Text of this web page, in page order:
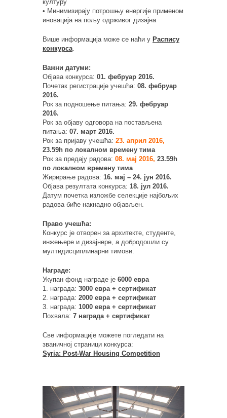
културу
• Минимизирају потрошњу енергије применом
иновација на пољу одрживог дизајна
Више информација може се наћи у Распису
конкурса.
Важни датуми:
Објава конкурса: 01. фебруар 2016.
Почетак регистрације учешћа: 08. фебруар
2016.
Рок за подношење питања: 29. фебруар
2016.
Рок за објаву одговора на постављена
питања: 07. март 2016.
Рок за пријаву учешћа: 23. април 2016,
23.59h по локалном времену тима
Рок за предају радова: 08. мај 2016, 23.59h
по локалном времену тима
Жирирање радова: 16. мај – 24. јун 2016.
Објава резултата конкурса: 18. јул 2016.
Датум почетка изложбе селекције најбољих
радова биће накнадно објављен.
Право учешћа:
Конкурс је отворен за архитекте, студенте,
инжењере и дизајнере, а добродошли су
мултидисциплинарни тимови.
Награде:
Укупан фонд награде је 6000 евра
1. награда: 3000 евра + сертификат
2. награда: 2000 евра + сертификат
3. награда: 1000 евра + сертификат
Похвала: 7 награда + сертификат
Све информације можете погледати на
званичној страници конкурса:
Syria: Post-War Housing Competition